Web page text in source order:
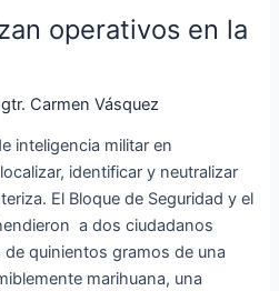
operativos en la
Carmen Vásquez
inteligencia militar en
identificar y neutralizar
El Bloque de Seguridad y el
a dos ciudadanos
quinientos gramos de una
marihuana, una